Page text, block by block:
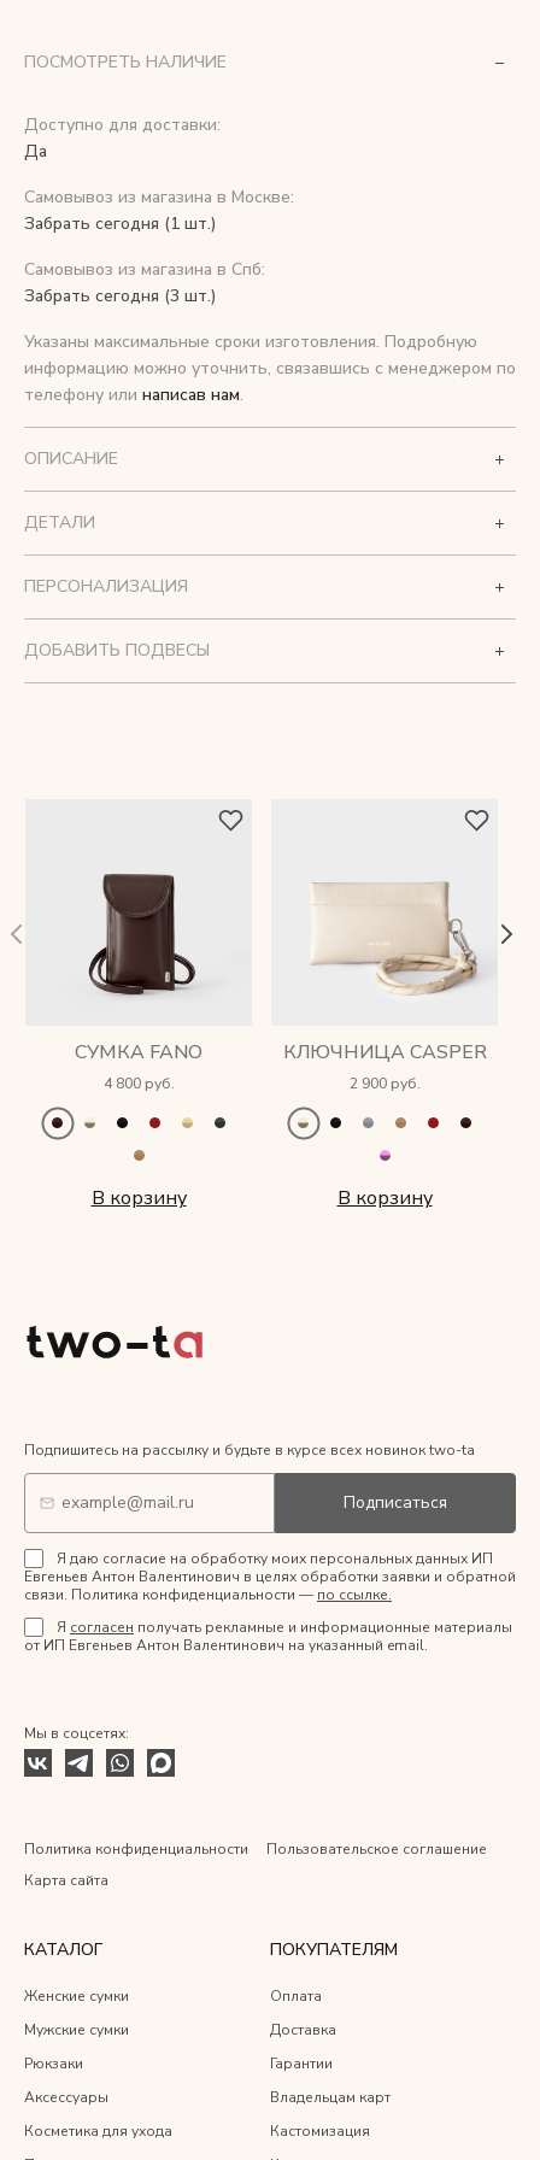
Снимаем с производства
Косметика для ухода
О нас
Контакты
Мы в соцсетях:
+ 7 (812) 748-24-46 ENG
ПОСМОТРЕТЬ НАЛИЧИЕ
Доступно для доставки:
Да
Самовывоз из магазина в Москве:
Забрать сегодня (1 шт.)
Самовывоз из магазина в Спб:
Забрать сегодня (3 шт.)
Указаны максимальные сроки изготовления. Подробную
информацию можно уточнить, связавшись с менеджером по
телефону или написав нам.
ОПИСАНИЕ
ДЕТАЛИ
ПЕРСОНАЛИЗАЦИЯ
ДОБАВИТЬ ПОДВЕСЫ
СУМКА FANO
4 800 руб.
В корзину
КЛЮЧНИЦА CASPER
2 900 руб.
В корзину
Подпишитесь на рассылку и будьте в курсе всех новинок two-ta
Подписаться
Я даю согласие на обработку моих персональных данных ИП
Евгеньев Антон Валентинович в целях обработки заявки и обратной
связи. Политика конфиденциальности — по ссылке.
Я согласен получать рекламные и информационные материалы
от ИП Евгеньев Антон Валентинович на указанный email.
Мы в соцсетях:
Политика конфиденциальности
Пользовательское соглашение
Карта сайта
КАТАЛОГ
Женские сумки
Мужские сумки
Рюкзаки
Аксессуары
Косметика для ухода
ПОКУПАТЕЛЯМ
Оплата
Доставка
Гарантии
Владельцам карт
Кастомизация